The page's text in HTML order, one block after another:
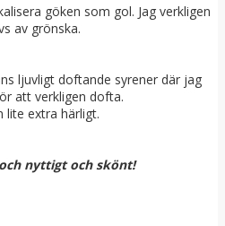
göken som gol. Jag verkligen
av grönska.
ljuvligt doftande syrener där jag
att verkligen dofta.
lite extra härligt.
nyttigt och skönt!